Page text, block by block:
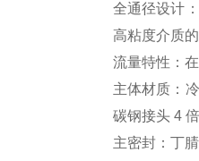
全通径设计：
高粘度介质
流量特性：在
主体材质：
碳钢接头 4
主密封：丁